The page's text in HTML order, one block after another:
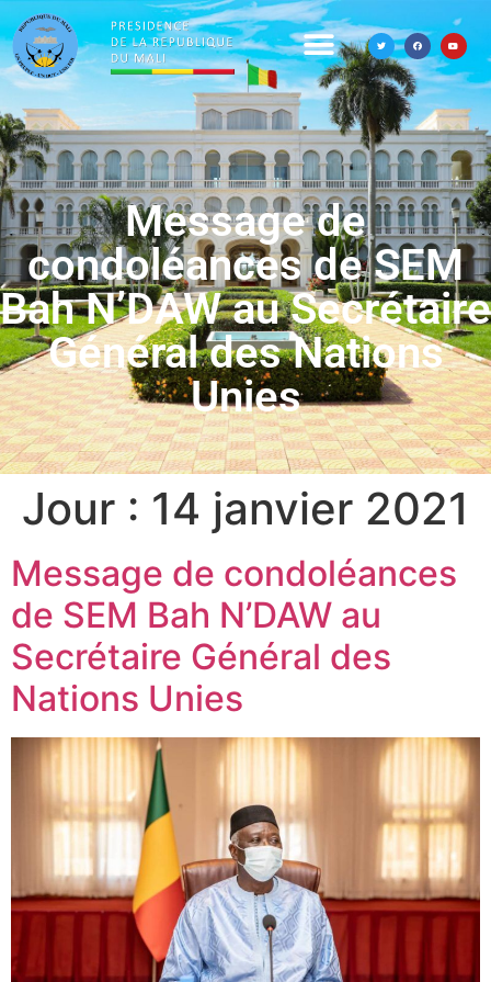
Message de
condoléances de SEM
Bah N’DAW au Secrétaire
Général des Nations
Unies
Jour : 14 janvier 2021
Message de condoléances
de SEM Bah N’DAW au
Secrétaire Général des
Nations Unies